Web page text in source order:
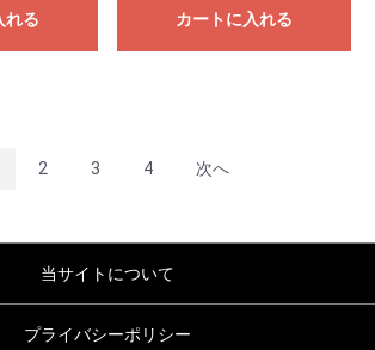
れる カートに入れる
2 3 4 次へ
当サイトについて
プライバシーポリシー